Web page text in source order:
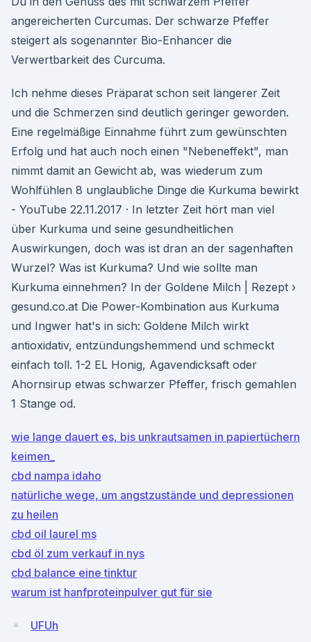
angereicherten Curcumas. Der schwarze Pfeffer
steigert als sogenannter Bio-Enhancer die
Verwertbarkeit des Curcuma.
Ich nehme dieses Präparat schon seit längerer Zeit
und die Schmerzen sind deutlich geringer geworden.
Eine regelmäßige Einnahme führt zum gewünschten
Erfolg und hat auch noch einen "Nebeneffekt", man
nimmt damit an Gewicht ab, was wiederum zum
Wohlfühlen 8 unglaubliche Dinge die Kurkuma bewirkt
- YouTube 22.11.2017 · In letzter Zeit hört man viel
über Kurkuma und seine gesundheitlichen
Auswirkungen, doch was ist dran an der sagenhaften
Wurzel? Was ist Kurkuma? Und wie sollte man
Kurkuma einnehmen? In der Goldene Milch | Rezept ›
gesund.co.at Die Power-Kombination aus Kurkuma
und Ingwer hat's in sich: Goldene Milch wirkt
antioxidativ, entzündungshemmend und schmeckt
einfach toll. 1-2 EL Honig, Agavendicksaft oder
Ahornsirup etwas schwarzer Pfeffer, frisch gemahlen
1 Stange od.
wie lange dauert es, bis unkrautsamen in papiertüchern
keimen_
cbd nampa idaho
natürliche wege, um angstzustände und depressionen
zu heilen
cbd oil laurel ms
cbd öl zum verkauf in nys
cbd balance eine tinktur
warum ist hanfproteinpulver gut für sie
UFUh